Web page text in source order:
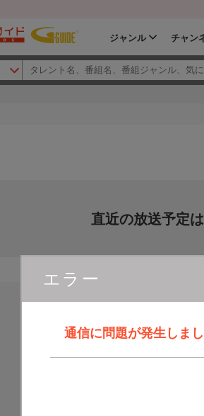
ジャンル チャン
エラー
通信に問題が発生しま
直近の放送予定